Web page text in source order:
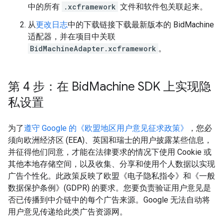
中的所有 .xcframework 文件和软件包关联起来。
从更改日志中的下载链接下载最新版本的 BidMachine
适配器，并在项目中关联
BidMachineAdapter.xcframework 。
第 4 步：在 BidMachine SDK 上实现隐
私设置
为了遵守 Google 的《欧盟地区用户意见征求政策》
，您必
须向欧洲经济区 (EEA)、英国和瑞士的用户披露某些信息，
并征得他们同意，才能在法律要求的情况下使用 Cookie 或
其他本地存储空间，以及收集、分享和使用个人数据以实现
广告个性化。此政策反映了欧盟《电子隐私指令》和《一般
数据保护条例》(GDPR) 的要求。您要负责验证用户意见是
否已传播到中介链中的每个广告来源。Google 无法自动将
用户意见传递给此类广告资源网。